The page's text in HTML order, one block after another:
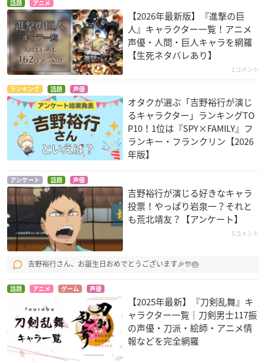
ナノ・インベーダー
ズ
4706
高梨太郎 浦上
神撃のバハムート GE
NESIS
ファバロ・レオーネ
弱虫ペダル GRANDE
荒北靖友
バディ・コンプレッ
クス 完結編 -あの空
信長協奏曲
スペース☆ダンディ
話題 アニメ
【2026年最新版】『進撃の巨
人』キャラクター一覧！アニメ
声優・人間・巨人キャラを網羅
【生死ネタバレあり】
1コメント
ランキング 話題 声優
オタクが選ぶ「吉野裕行が演じ
るキャラクター」ランキングTO
P10！1位は『SPY×FAMILY』フ
ランキー・フランクリン【2026
年版】
アンケート 話題 声優
吉野裕行が演じる好きなキャラ
投票！やっぱり岩泉一？それと
も荒北靖友？【アンケート】
5コメント
吉野裕行さん、お誕生日おめでとうございます🎉🎊🎂
話題 アニメ ゲーム 声優
【2025年最新】『刀剣乱舞』キ
ャラクター一覧｜刀剣男士117振
の声優・刀派・絵師・アニメ情
報などを完全網羅